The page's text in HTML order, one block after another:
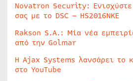
Novatron Security:
σας με το DSC – HS2016NKE
Rakson S.A.: Μία νέα
από την Golmar
Η Ajax Systems λανσάρει το
στο YouTube